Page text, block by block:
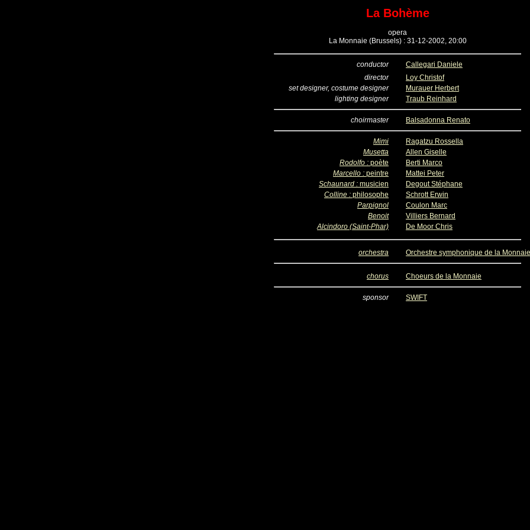
La Bohème
opera
La Monnaie (Brussels) : 31-12-2002, 20:00
conductor
Callegari Daniele
director
Loy Christof
set designer, costume designer
Murauer Herbert
lighting designer
Traub Reinhard
choirmaster Balsadonna Renato
Mimi
Ragatzu Rossella
Musetta
Allen Giselle
Rodolfo : poète
Berti Marco
Marcello : peintre
Mattei Peter
Schaunard : musicien
Degout Stéphane
Colline : philosophe
Schrott Erwin
Parpignol
Coulon Marc
Benoit
Villiers Bernard
Alcindoro (Saint-Phar)
De Moor Chris
orchestra Orchestre symphonique de la Monnaie
chorus Choeurs de la Monnaie
sponsor SWIFT